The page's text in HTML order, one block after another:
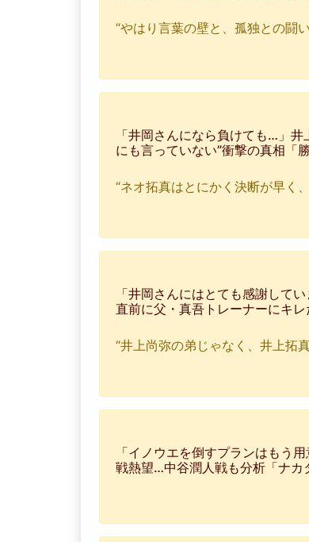
“やはり言葉の壁と、孤独との闘
「井岡さんになら負けても…」
にも言っていない”衝撃の真相「
“ネオ拓真はとにかく決断が早く
「井岡さんにはとても感謝して
直前に父・真吾トレーナーにキ
“井上尚弥の弟じゃなく、井上拓
「イノウエを倒すプランはもう
戦熱望…中谷潤人戦も分析「ナカ